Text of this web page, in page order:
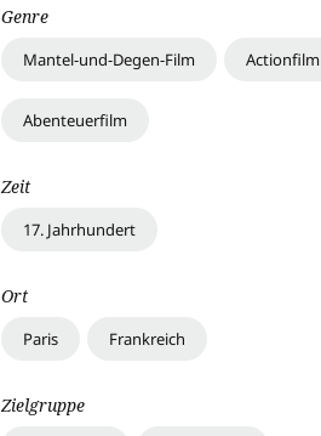
Genre
Mantel-und-Degen-Film Actionfilm
Abenteuerfilm
Zeit
17. Jahrhundert
Ort
Paris Frankreich
Zielgruppe